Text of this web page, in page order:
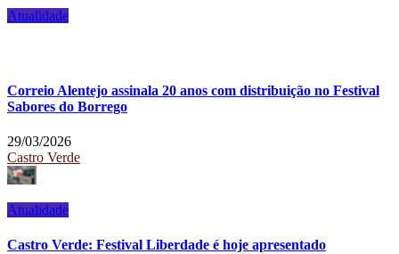
Atualidade
Correio Alentejo assinala 20 anos com distribuição no Festival
Sabores do Borrego
29/03/2026
Castro Verde
Atualidade
Castro Verde: Festival Liberdade é hoje apresentado